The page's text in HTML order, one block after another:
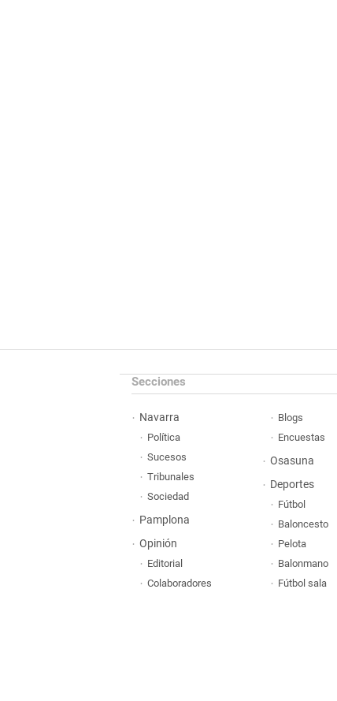
Secciones
Navarra
Política
Sucesos
Tribunales
Sociedad
Pamplona
Opinión
Editorial
Colaboradores
Blogs
Encuestas
Osasuna
Deportes
Fútbol
Baloncesto
Pelota
Balonmano
Fútbol sala